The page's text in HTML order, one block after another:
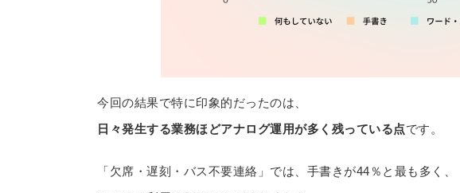
今回の結果で特に印象的だったのは、
日々発生する業務ほどアナログ運用が多く残っている点です。
「欠席・遅刻・バス不要連絡」では、手書きが44％と最も多く、